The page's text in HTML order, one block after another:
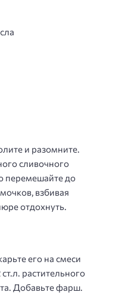
и разомните.
сливочного
перемешайте до
взбивая
отдохнуть.
его на смеси
растительного
Добавьте фарш.